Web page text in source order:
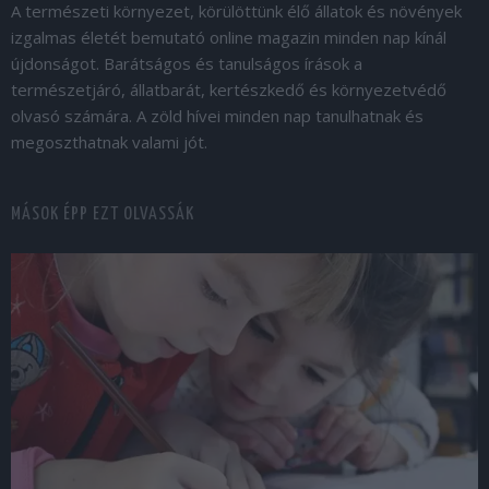
A természeti környezet, körülöttünk élő állatok és növények
izgalmas életét bemutató online magazin minden nap kínál
újdonságot. Barátságos és tanulságos írások a
természetjáró, állatbarát, kertészkedő és környezetvédő
olvasó számára. A zöld hívei minden nap tanulhatnak és
megoszthatnak valami jót.
MÁSOK ÉPP EZT OLVASSÁK